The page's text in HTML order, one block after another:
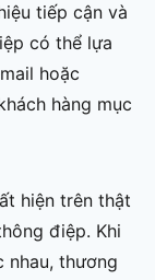
tiếp cận và
có thể lựa
hoặc
hàng mục
hiện trên thật
điệp. Khi
nhau, thương